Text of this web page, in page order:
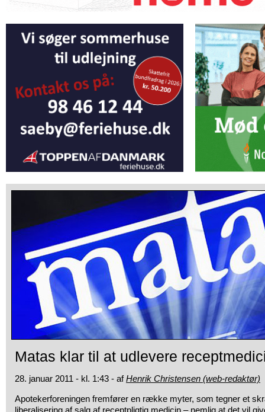
Matas klar til at udlevere
28. januar 2011 - kl. 1:43 - afHenrik Christensen (web-redaktør)
Apotekerforeningen fremfører en række myter, som tegner et
liberalisering af salg af receptpligtig medicin – nemlig at det vil